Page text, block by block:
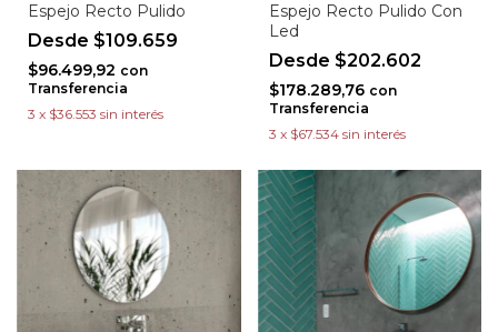
Espejo Recto Pulido
$109.659
$96.499,92 con
Transferencia
3 x $36.553 sin interés
Espejo Recto Pulido Con
Led
$202.602
$178.289,76 con
Transferencia
3 x $67.534 sin interés